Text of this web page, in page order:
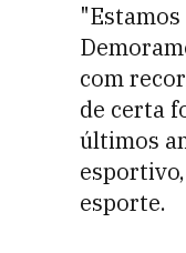
com
de certa
últimos
esporte.